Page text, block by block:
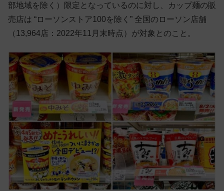
部地域を除く）限定となっているのに対し、カップ麺の販
売店は “ローソンストア100を除く” 全国のローソン店舗
（13,964店：2022年11月末時点）が対象とのこと。